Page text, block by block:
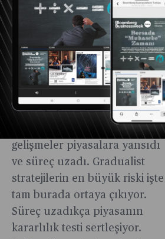
Beklentilerin direnci
Türkiye kademeli bir
sıkılaşmayı seçti ama Şili
örneğindeki gibi tam olarak
kurallarına göre oynamadı.
Maliye politikası geç eşlik etti,
yapısal politikalar bir şekilde
devreye giremedi. Siyasi
gelişmeler piyasalara yansıdı
ve süreç uzadı. Gradualist
stratejilerin en büyük riski işte
tam burada ortaya çıkıyor.
Süreç uzadıkça piyasanın
kararlılık testi sertleşiyor.